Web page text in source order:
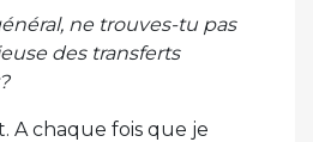
ne trouves-tu pas
des transferts
A chaque fois que je